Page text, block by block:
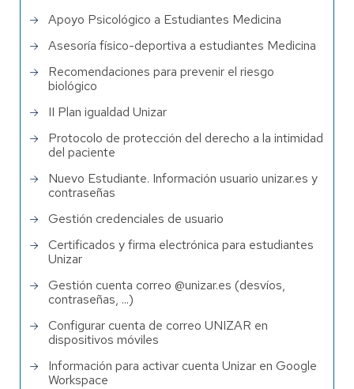
Apoyo Psicológico a Estudiantes Medicina
Asesoría físico-deportiva a estudiantes Medicina
Recomendaciones para prevenir el riesgo
biológico
II Plan igualdad Unizar
Protocolo de protección del derecho a la intimidad
del paciente
Nuevo Estudiante. Información usuario unizar.es y
contraseñas
Gestión credenciales de usuario
Certificados y firma electrónica para estudiantes
Unizar
Gestión cuenta correo @unizar.es (desvíos,
contraseñas, ...)
Configurar cuenta de correo UNIZAR en
dispositivos móviles
Información para activar cuenta Unizar en Google
Workspace